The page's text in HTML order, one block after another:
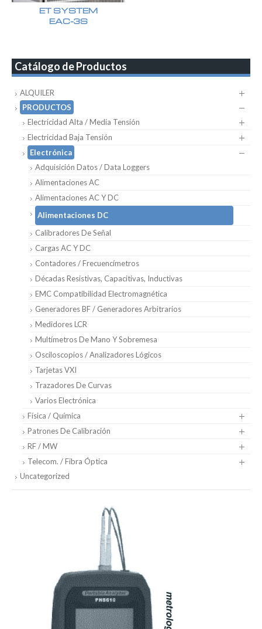
ET SYSTEM
EAC-3S
Catálogo de Productos
ALQUILER
PRODUCTOS
Electricidad Alta / Media Tensión
Electricidad Baja Tensión
Electrónica
Adquisición Datos / Data Loggers
Alimentaciones AC
Alimentaciones AC Y DC
Alimentaciones DC
Calibradores De Señal
Cargas AC Y DC
Contadores / Frecuencímetros
Décadas Resistivas, Capacitivas, Inductivas
EMC Compatibilidad Electromagnética
Generadores BF / Generadores Arbitrarios
Medidores LCR
Multímetros De Mano Y Sobremesa
Osciloscopios / Analizadores Lógicos
Tarjetas VXI
Trazadores De Curvas
Varios Electrónica
Física / Química
Patrones De Calibración
RF / MW
Telecom. / Fibra Óptica
Uncategorized